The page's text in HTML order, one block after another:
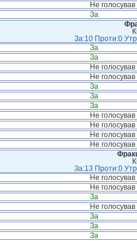
Не голосував
За
За:10 Проти:0
За
За
Не голосував
Не голосував
За
За
За
Не голосував
Не голосував
Не голосував
Не голосував
За:13 Проти:0
Не голосував
Не голосував
За
Не голосував
За
За
За